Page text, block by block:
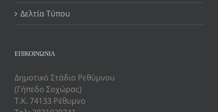
Δελτία Τύπου
ΕΠΙΚΟΙΝΩΝΙΑ
Δημοτικό Στάδιο Ρεθύμνου
(Γήπεδο Σοχώρας)
Τ.Κ. 74133 Ρέθυμνο